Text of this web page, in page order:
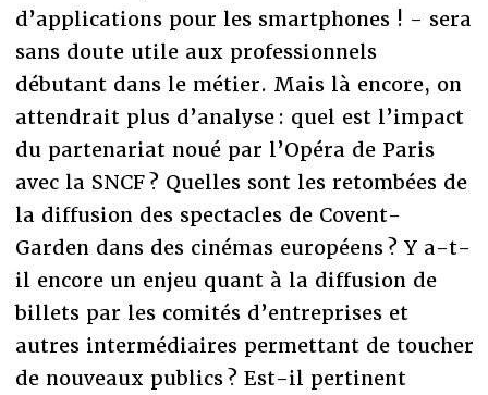
d’applications pour les smartphones ! - sera
sans doute utile aux professionnels
débutant dans le métier. Mais là encore, on
attendrait plus d’analyse : quel est l’impact
du partenariat noué par l’Opéra de Paris
avec la SNCF ? Quelles sont les retombées de
la diffusion des spectacles de Covent-
Garden dans des cinémas européens ? Y a-t-
il encore un enjeu quant à la diffusion de
billets par les comités d’entreprises et
autres intermédiaires permettant de toucher
de nouveaux publics ? Est-il pertinent